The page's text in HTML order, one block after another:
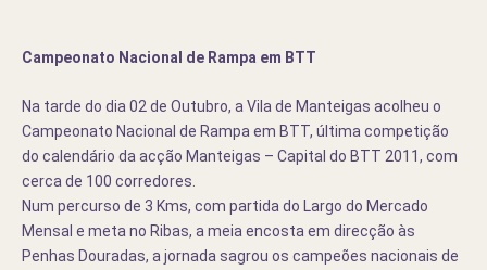
Campeonato Nacional de Rampa em BTT
Na tarde do dia 02 de Outubro, a Vila de Manteigas acolheu o
Campeonato Nacional de Rampa em BTT, última competição
do calendário da acção Manteigas – Capital do BTT 2011, com
cerca de 100 corredores.
Num percurso de 3 Kms, com partida do Largo do Mercado
Mensal e meta no Ribas, a meia encosta em direcção às
Penhas Douradas, a jornada sagrou os campeões nacionais de